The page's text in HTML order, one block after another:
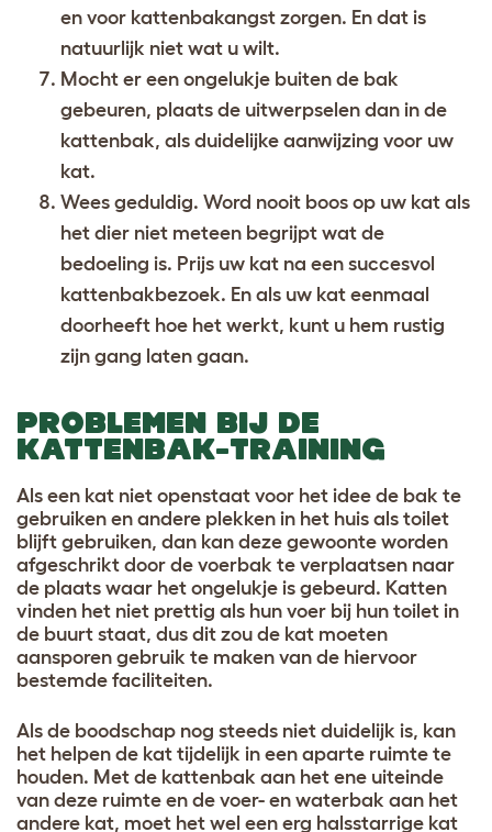
en voor kattenbakangst zorgen. En dat is
natuurlijk niet wat u wilt.
Mocht er een ongelukje buiten de bak
gebeuren, plaats de uitwerpselen dan in de
kattenbak, als duidelijke aanwijzing voor uw
kat.
Wees geduldig. Word nooit boos op uw kat als
het dier niet meteen begrijpt wat de
bedoeling is. Prijs uw kat na een succesvol
kattenbakbezoek. En als uw kat eenmaal
doorheeft hoe het werkt, kunt u hem rustig
zijn gang laten gaan.
PROBLEMEN BIJ DE
KATTENBAK-TRAINING
Als een kat niet openstaat voor het idee de bak te
gebruiken en andere plekken in het huis als toilet
blijft gebruiken, dan kan deze gewoonte worden
afgeschrikt door de voerbak te verplaatsen naar
de plaats waar het ongelukje is gebeurd. Katten
vinden het niet prettig als hun voer bij hun toilet in
de buurt staat, dus dit zou de kat moeten
aansporen gebruik te maken van de hiervoor
bestemde faciliteiten.
Als de boodschap nog steeds niet duidelijk is, kan
het helpen de kat tijdelijk in een aparte ruimte te
houden. Met de kattenbak aan het ene uiteinde
van deze ruimte en de voer- en waterbak aan het
andere kat, moet het wel een erg halsstarrige kat